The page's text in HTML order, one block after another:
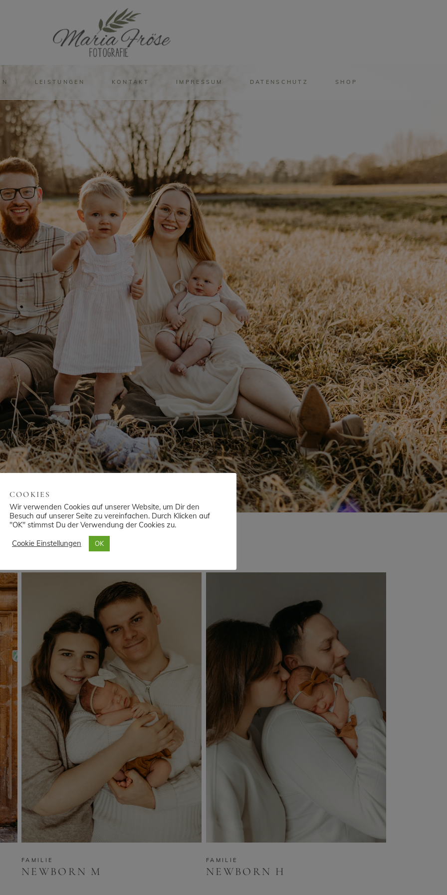
LEISTUNGEN KONTAKT IMPRESSUM DATENSCHUTZ SHOP
FAMILIE
NEWBORN M
FAMILIE
NEWBORN H
COOKIES
Wir verwenden Cookies auf unserer Website, um Dir den
Besuch auf unserer Seite zu vereinfachen. Durch Klicken auf
"OK" stimmst Du der Verwendung der Cookies zu.
Cookie Einstellungen
OK